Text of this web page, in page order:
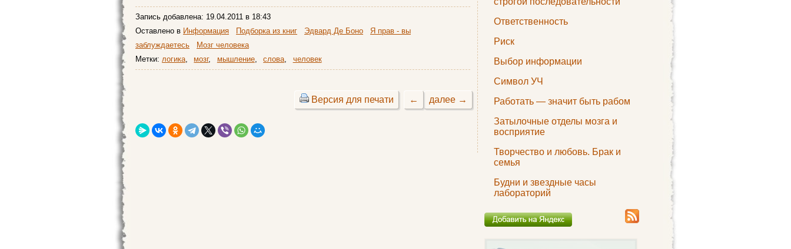
Ответственность
Риск
Выбор информации
Символ УЧ
Работать — значит быть рабом
Затылочные отделы мозга и
восприятие
Творчество и любовь. Брак и
семья
Будни и звездные часы
лабораторий
Запись добавлена: 19.04.2011 в 18:43
Оставлено в Информация Подборка из книг Эдвард Де Боно
Я прав - вы
заблуждаетесь
Мозг человека
Метки: логика, мозг, мышление, слова, человек
далее →
←
Версия для печати